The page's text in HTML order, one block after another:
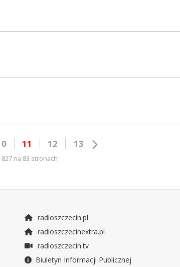
11 12 13
827 na 83 stronach
radioszczecin.pl
radioszczecinextra.pl
radioszczecin.tv
Biuletyn Informacji Publicznej